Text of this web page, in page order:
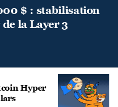
$ : stabilisation
la Layer 3
Hyper